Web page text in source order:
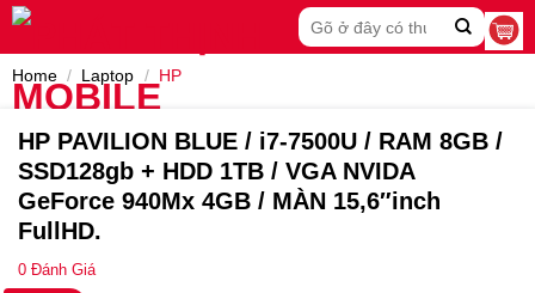
Skip
Search
for:
Home / Laptop / HP
HP PAVILION BLUE / i7-7500U / RAM 8GB /
SSD128gb + HDD 1TB / VGA NVIDA
GeForce 940Mx 4GB / MÀN 15,6″inch
FullHD.
0 Đánh Giá